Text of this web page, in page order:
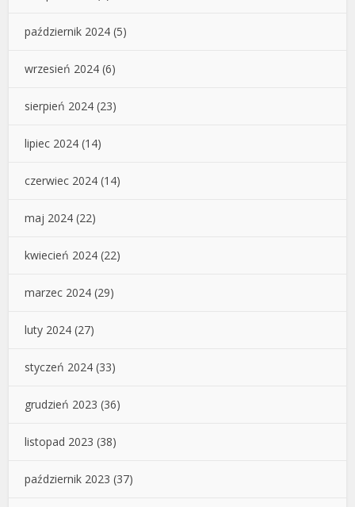
październik 2024 (5)
wrzesień 2024 (6)
sierpień 2024 (23)
lipiec 2024 (14)
czerwiec 2024 (14)
maj 2024 (22)
kwiecień 2024 (22)
marzec 2024 (29)
luty 2024 (27)
styczeń 2024 (33)
grudzień 2023 (36)
listopad 2023 (38)
październik 2023 (37)